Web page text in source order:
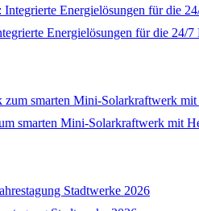
Energielösungen für die 24/7
smarten Mini-Solarkraftwerk mit